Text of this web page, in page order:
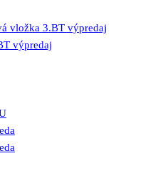
vložka 3.BT výpredaj
výpredaj